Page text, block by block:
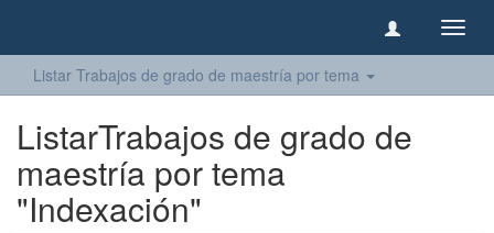
Listar Trabajos de grado de maestría por tema
ListarTrabajos de grado de
maestría por tema
"Indexación"